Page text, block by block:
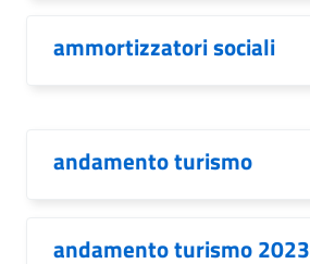
ammortizzatori sociali
andamento turismo
andamento turismo 2023